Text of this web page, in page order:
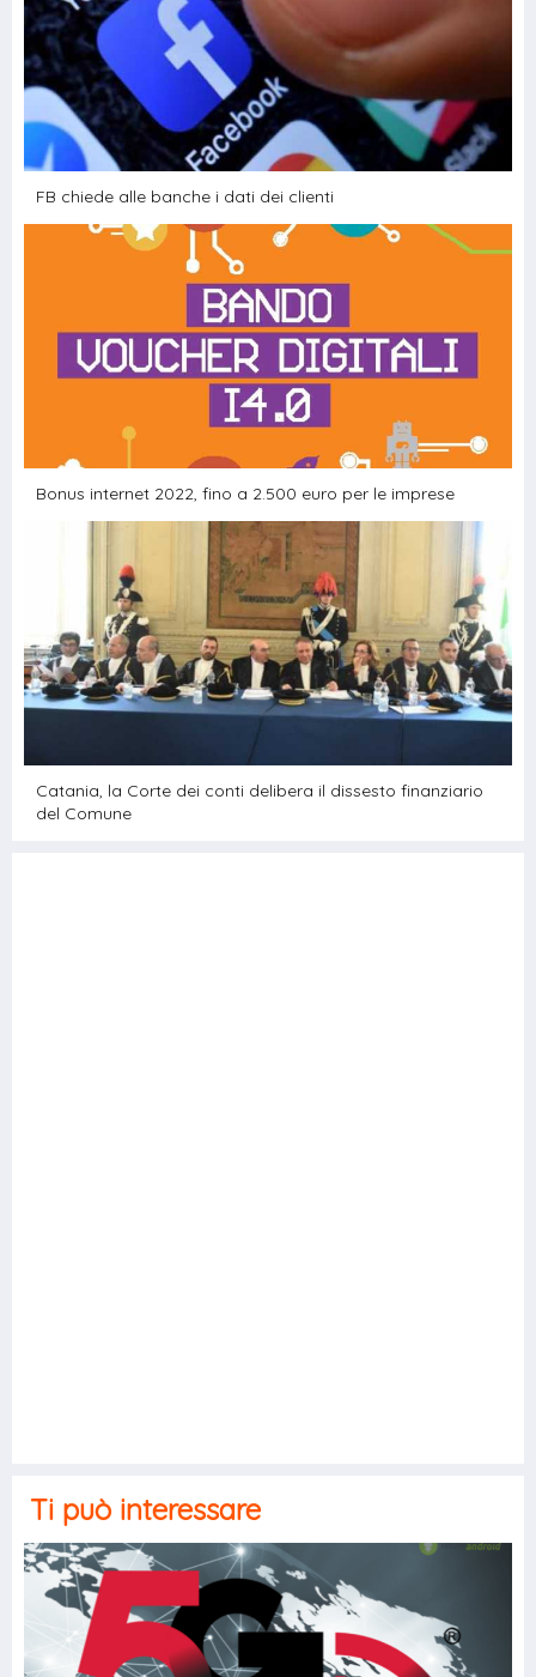
FB chiede alle banche i dati dei clienti
Bonus internet 2022, fino a 2.500 euro per le imprese
Catania, la Corte dei conti delibera il dissesto finanziario
del Comune
Ti può interessare